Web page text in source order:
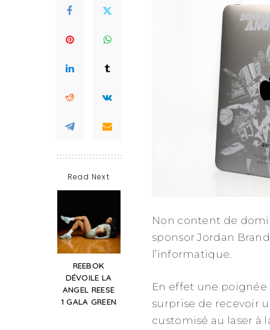
Read Next
REEBOK
DÉVOILE LA
ANGEL REESE
1 GALA GREEN
Non content de
sponsor Jordan
l’informatique.
En effet une
surprise de recevoir
customisé au laser à